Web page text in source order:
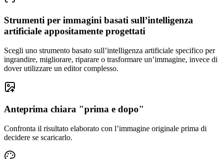
Strumenti per immagini basati sull’intelligenza
artificiale appositamente progettati
Scegli uno strumento basato sull’intelligenza artificiale specifico per
ingrandire, migliorare, riparare o trasformare un’immagine, invece di
dover utilizzare un editor complesso.
Anteprima chiara "prima e dopo"
Confronta il risultato elaborato con l’immagine originale prima di
decidere se scaricarlo.